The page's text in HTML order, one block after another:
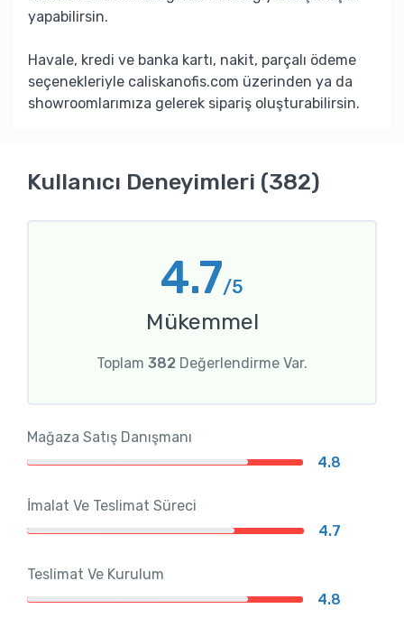
yapabilirsin.
Havale, kredi ve banka kartı, nakit, parçalı ödeme
seçenekleriyle caliskanofis.com üzerinden ya da
showroomlarımıza gelerek sipariş oluşturabilirsin.
Kullanıcı Deneyimleri (382)
4.7/5
Mükemmel
Toplam 382 Değerlendirme Var.
Mağaza Satış Danışmanı
4.8
İmalat Ve Teslimat Süreci
4.7
Teslimat Ve Kurulum
4.8